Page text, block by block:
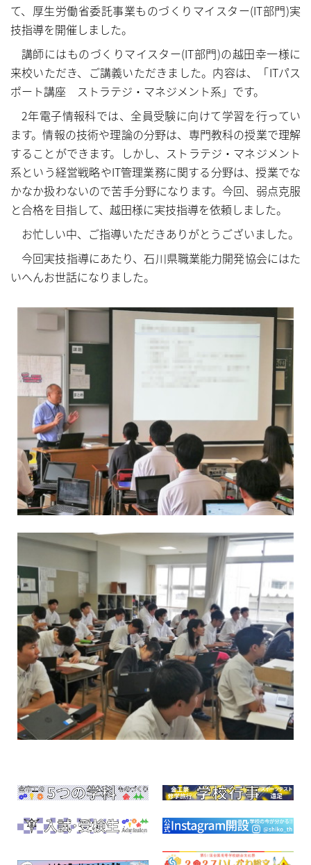
て、厚生労働省委託事業ものづくりマイスター(IT部門)実
技指導を開催しました。
講師にはものづくりマイスター(IT部門)の越田幸一様に
来校いただき、ご講義いただきました。内容は、「ITパス
ポート講座 ストラテジ・マネジメント系」です。
2年電子情報科では、全員受験に向けて学習を行ってい
ます。情報の技術や理論の分野は、専門教科の授業で理解
することができます。しかし、ストラテジ・マネジメント
系という経営戦略やIT管理業務に関する分野は、授業でな
かなか扱わないので苦手分野になります。今回、弱点克服
と合格を目指して、越田様に実技指導を依頼しました。
お忙しい中、ご指導いただきありがとうございました。
今回実技指導にあたり、石川県職業能力開発協会にはた
いへんお世話になりました。